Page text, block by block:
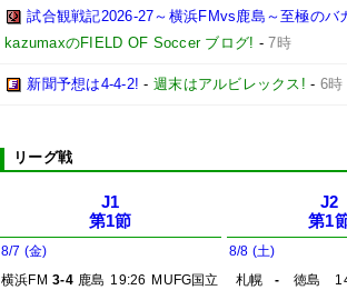
試合観戦記2026-27～横浜FMvs鹿島～至極の
kazumaxのFIELD OF Soccer ブログ! -7時
新聞予想は4-4-2! -週末はアルビレックス! - 6時
リーグ戦
J1
第1節
8/7 (金)
横浜FM 3-4 鹿島 19:26 MUFG国立
J2
第1
8/8 (土)
札幌
- 徳島